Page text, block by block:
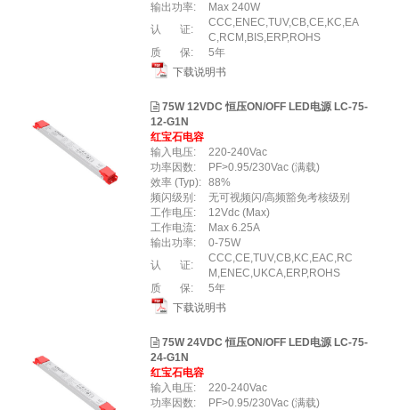
输出功率:
Max 240W
认 证:
CCC,ENEC,TUV,CB,CE,KC,EA
C,RCM,BIS,ERP,ROHS
质 保:
5年
下载说明书
75W 12VDC 恒压ON/OFF LED电源 LC-75-
12-G1N
红宝石电容
输入电压:
220-240Vac
功率因数:
PF>0.95/230Vac (满载)
效率 (Typ): 88%
频闪级别:
⽆可视频闪/⾼频豁免考核级别
工作电压:
12Vdc (Max)
工作电流:
Max 6.25A
输出功率:
0-75W
认 证:
CCC,CE,TUV,CB,KC,EAC,RC
M,ENEC,UKCA,ERP,ROHS
质 保:
5年
下载说明书
75W 24VDC 恒压ON/OFF LED电源 LC-75-
24-G1N
红宝石电容
输入电压:
220-240Vac
功率因数:
PF>0.95/230Vac (满载)